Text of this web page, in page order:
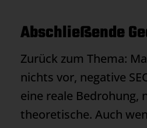
Abschließende
Zurück zum Thema:
nichts vor, negative
eine reale Bedrohung,
theoretische. Auch